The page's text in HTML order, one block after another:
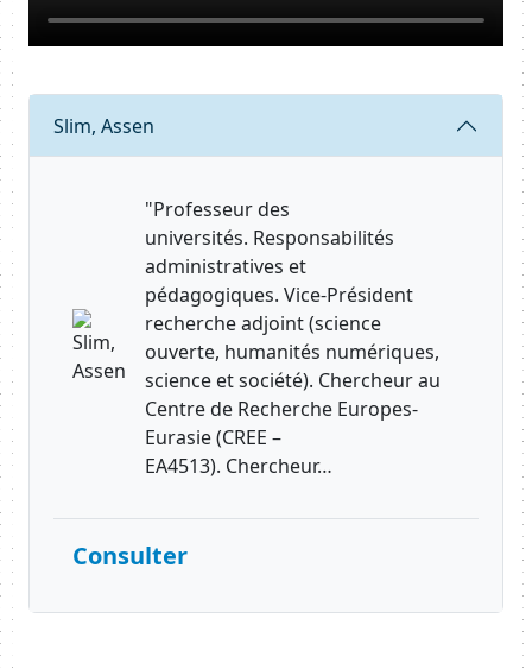
Slim, Assen
"Professeur des
universités. Responsabilités
administratives et
pédagogiques. Vice-Président
recherche adjoint (science
ouverte, humanités numériques,
science et société). Chercheur au
Centre de Recherche Europes-
Eurasie (CREE –
EA4513). Chercheur…
Consulter